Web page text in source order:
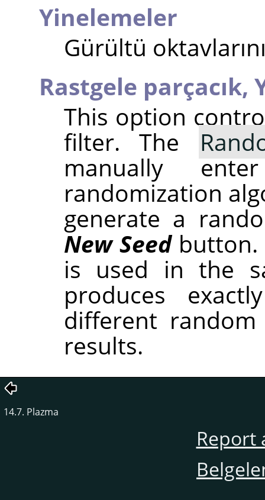
Yinelemeler
Gürültü
Rastgele parçacık,
This option
filter. The
manually
randomization
generate a
New Seedbutton.
is used in the
produces
different
results.
14.7. Plazma
Report